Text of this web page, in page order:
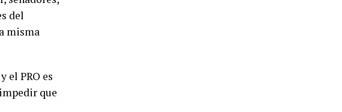
del
misma
el PRO es
que